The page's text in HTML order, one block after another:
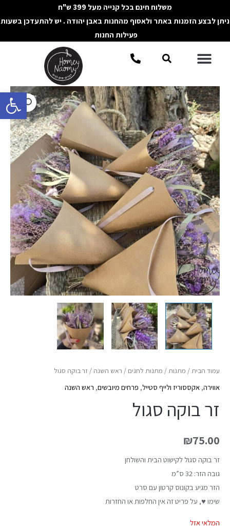
פתח
לתוכן
משלוח חינם בכל קנייה מעל 399 ש"ח
ניתן לבצע הזמנות באתר ולאסוף מהחנות באבן יהודה . יש להתעדכן בשעות
פעילות החנות
תפריטחיפוש
עמוד הבית/ מתנות/ מתנות לחגים / ראש השנה / זר בוקה סגול
אווירה, אקססוריז ולייף סטייל, פרחים מיובשים, ראש השנה
זר בוקה סגול
₪75.00
זר בוקה סגול לקישוט הבית והשולחן
גובה הזר: 32 ס”מ
הזר מגיע בקונוס קרטון עם סרט
שימו ♥, על פריט זה אין החלפות או החזרות
המלאי אזל